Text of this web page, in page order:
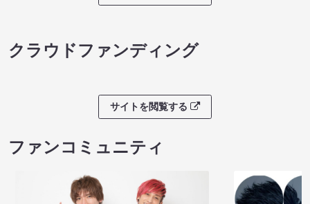
クラウドファンディング
サイトを閲覧する
ファンコミュニティ